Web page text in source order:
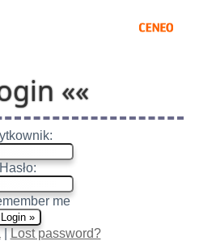
««
Hasło:
me
|Lost password?